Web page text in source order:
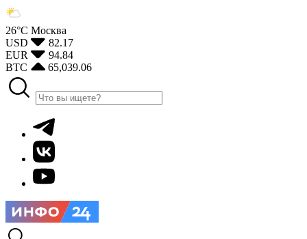
26°С Москва
USD
82.17
EUR
94.84
BTC
65,039.06